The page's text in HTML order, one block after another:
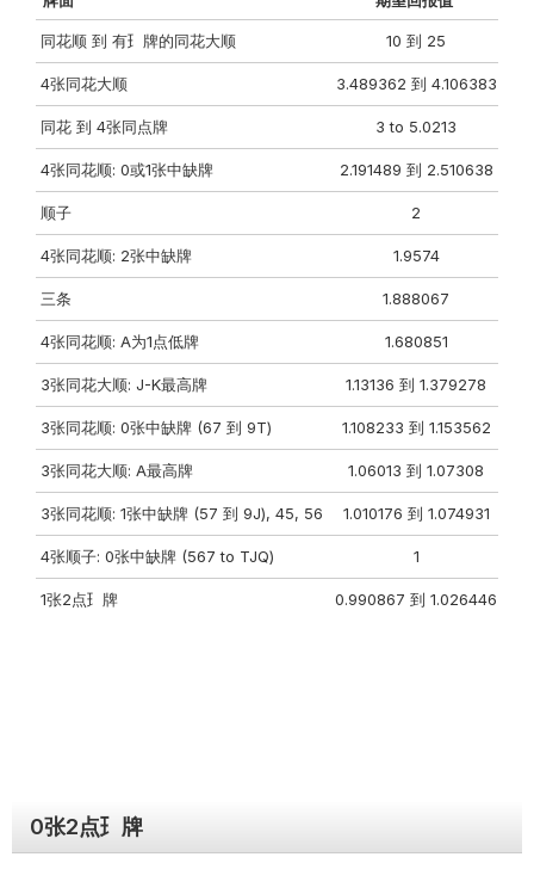
同花顺 到 有⺩牌的同花⼤顺 10 到 25
4张同花⼤顺 3.489362 到 4.106383
同花 到 4张同点牌 3 to 5.0213
4张同花顺: 0或1张中缺牌 2.191489 到 2.510638
顺⼦ 2
4张同花顺: 2张中缺牌 1.9574
三条 1.888067
4张同花顺: A为1点低牌 1.680851
3张同花⼤顺: J-K最⾼牌 1.13136 到 1.379278
3张同花顺: 0张中缺牌 (67 到 9T) 1.108233 到 1.153562
3张同花⼤顺: A最⾼牌 1.06013 到 1.07308
3张同花顺: 1张中缺牌 (57 到 9J), 45, 56 1.010176 到 1.074931
4张顺⼦: 0张中缺牌 (567 to TJQ) 1
1张2点⺩牌 0.990867 到 1.026446
0张2点⺩牌